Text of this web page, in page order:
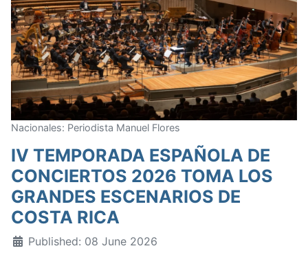
Nacionales: Periodista Manuel Flores
IV TEMPORADA ESPAÑOLA DE
CONCIERTOS 2026 TOMA LOS
GRANDES ESCENARIOS DE
COSTA RICA
Published: 08 June 2026